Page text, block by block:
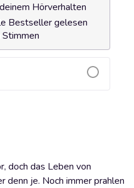
Hörverhalten
Bestseller gelesen
doch das Leben von
denn je. Noch immer prahlen